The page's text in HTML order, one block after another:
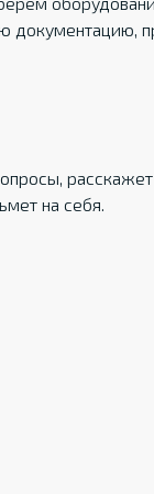
документацию,
на себя.